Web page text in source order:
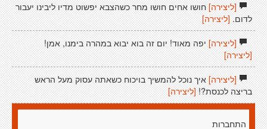
[ליצירה]חושו אחים חושו מחר כשהצבא יפשוט מדיו ליבינו יעבור
לדום. [ליצירה]
[ליצירה]יפה מאוד! יום זה בוא יבוא במהרה בימנו, אמן!
[ליצירה]
[ליצירה]איך נוכל להמשיך בויכוח כשאתה עסוק מעל הראש
בריצה לכנסת?! [ליצירה]
התחברות